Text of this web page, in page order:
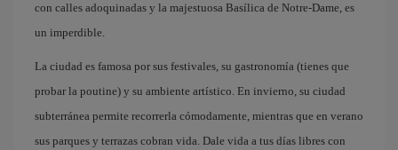
con calles adoquinadas y la majestuosa Basílica de Notre-Dame, es
un imperdible.
La ciudad es famosa por sus festivales, su gastronomía (tienes que
probar la poutine) y su ambiente artístico. En invierno, su ciudad
subterránea permite recorrerla cómodamente, mientras que en verano
sus parques y terrazas cobran vida. Dale vida a tus días libres con